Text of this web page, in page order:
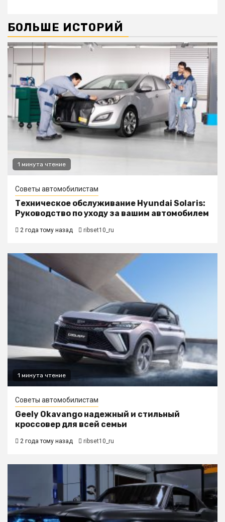
БОЛЬШЕ ИСТОРИЙ
1 минута чтение
Советы автомобилистам
Техническое обслуживание Hyundai Solaris:
Руководство по уходу за вашим автомобилем
2 года тому назад ribset10_ru
1 минута чтение
Советы автомобилистам
Geely Okavango надежный и стильный
кроссовер для всей семьи
2 года тому назад ribset10_ru